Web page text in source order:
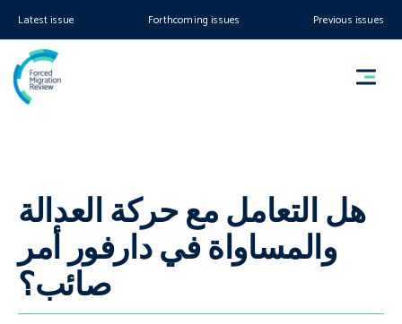
Latest issue Forthcoming issues Previous issues
هل التعامل مع حركة العدالة
والمساواة في دارفور أمر
صائب؟